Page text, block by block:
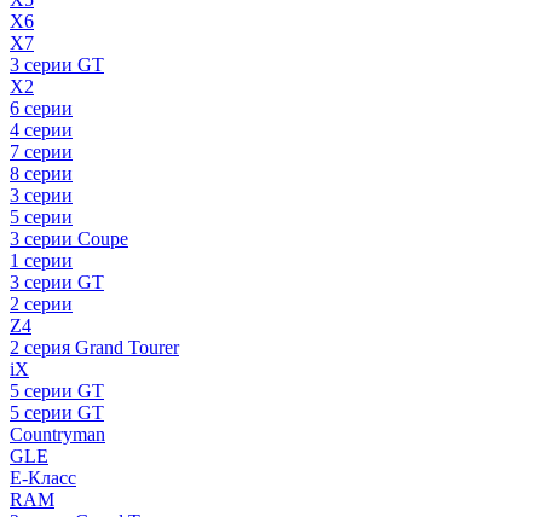
X6
X7
3 серии GT
X2
6 серии
4 серии
7 серии
8 серии
3 серии
5 серии
3 серии Coupe
1 серии
3 серии GT
2 серии
Z4
2 серия Grand Tourer
iX
5 серии GT
5 серии GT
Countryman
GLE
E-Класс
RAM